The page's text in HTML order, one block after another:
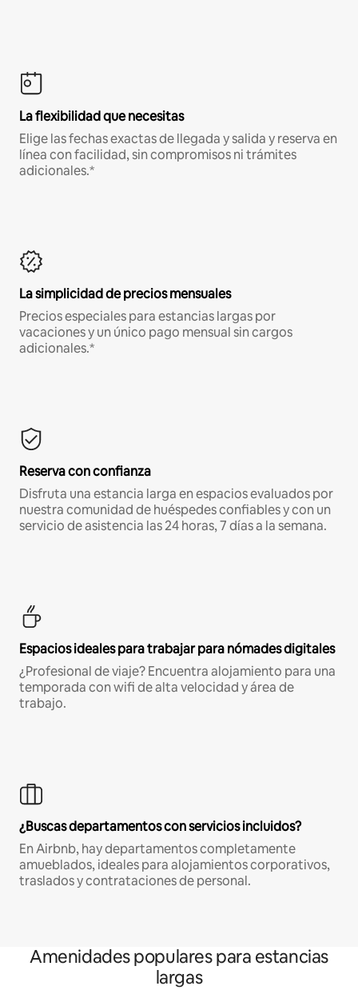
La flexibilidad que necesitas
Elige las fechas exactas de llegada y salida y reserva en
línea con facilidad, sin compromisos ni trámites
adicionales.*
La simplicidad de precios mensuales
Precios especiales para estancias largas por
vacaciones y un único pago mensual sin cargos
adicionales.*
Reserva con confianza
Disfruta una estancia larga en espacios evaluados por
nuestra comunidad de huéspedes confiables y con un
servicio de asistencia las 24 horas, 7 días a la semana.
Espacios ideales para trabajar para nómades digitales
¿Profesional de viaje? Encuentra alojamiento para una
temporada con wifi de alta velocidad y área de
trabajo.
¿Buscas departamentos con servicios incluidos?
En Airbnb, hay departamentos completamente
amueblados, ideales para alojamientos corporativos,
traslados y contrataciones de personal.
Amenidades populares para estancias
largas